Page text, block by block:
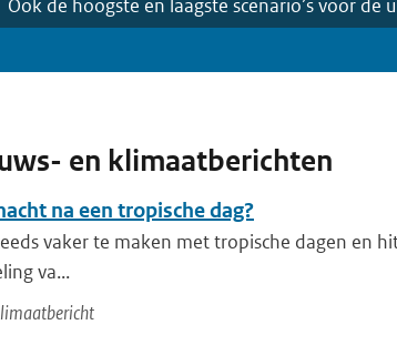
Ook de hoogste en laagste scenario’s voor
en klimaatberichten
na een tropische dag?
vaker te maken met tropische dagen en
va...